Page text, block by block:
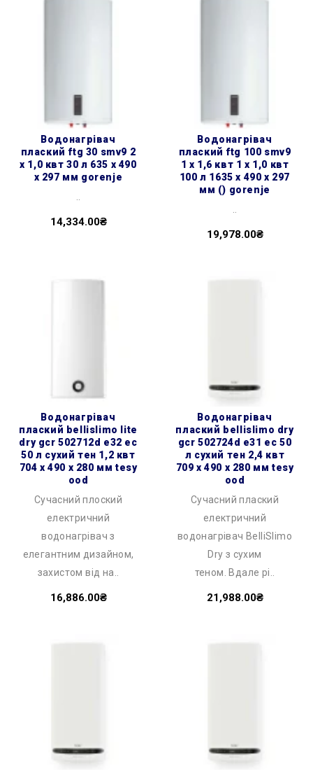
водонагрівач
плаский ftg 30 smv9 2
х 1,0 квт 30 л 635 x 490
x 297 мм gorenje
..
14,334.00₴
водонагрівач
плаский ftg 100 smv9
1 х 1,6 квт 1 х 1,0 квт
100 л 1635 x 490 x 297
мм () gorenje
..
19,978.00₴
водонагрівач
плаский bellislimo lite
dry gcr 502712d e32 ec
50 л сухий тен 1,2 квт
704 x 490 x 280 мм tesy
ood
Сучасний плоский
електричний
водонагрівач з
елегантним дизайном,
захистом від на..
16,886.00₴
водонагрівач
плаский bellislimo dry
gcr 502724d e31 ec 50
л сухий тен 2,4 квт
709 x 490 x 280 мм tesy
ood
Сучасний плаский
електричний
водонагрівач BelliSlimo
Dry з сухим
теном. Вдале рі..
21,988.00₴